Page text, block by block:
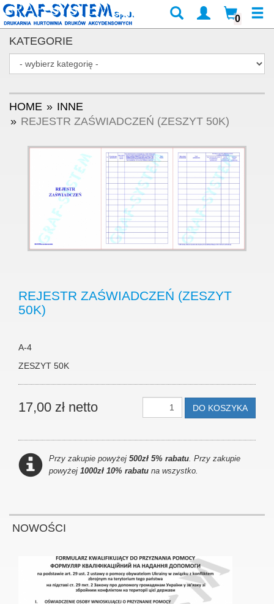
0
KATEGORIE
HOME
INNE
REJESTR ZAŚWIADCZEŃ (ZESZYT 50K)
REJESTR ZAŚWIADCZEŃ (ZESZYT
50K)
A-4
ZESZYT 50K
17,00 zł netto DO KOSZYKA
Przy zakupie powyżej 500zł 5% rabatu. Przy zakupie
powyżej 1000zł 10% rabatu na wszystko.
NOWOŚCI